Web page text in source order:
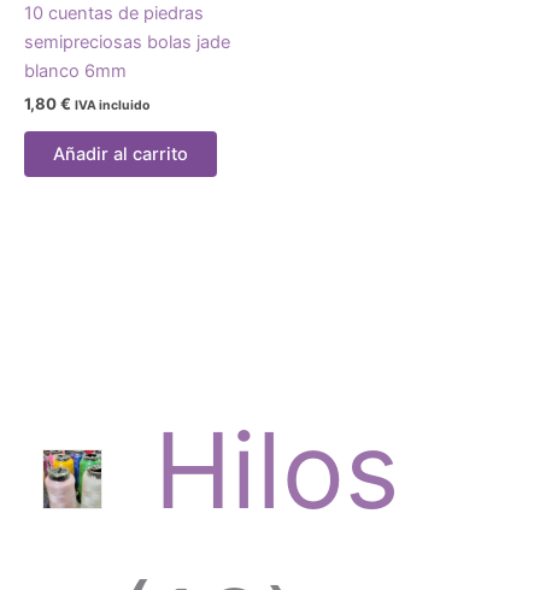
Hilos
10 cuentas de piedras
semipreciosas bolas jade
blanco 6mm
1,80€ IVA incluido
Añadir al carrito